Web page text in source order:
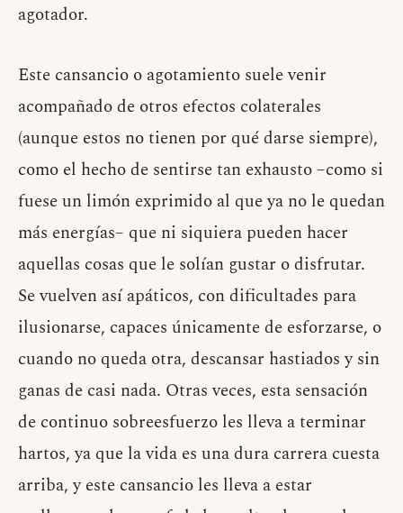
agotador.
Este cansancio o agotamiento suele venir
acompañado de otros efectos colaterales
(aunque estos no tienen por qué darse siempre),
como el hecho de sentirse tan exhausto –como si
fuese un limón exprimido al que ya no le quedan
más energías– que ni siquiera pueden hacer
aquellas cosas que le solían gustar o disfrutar.
Se vuelven así apáticos, con dificultades para
ilusionarse, capaces únicamente de esforzarse, o
cuando no queda otra, descansar hastiados y sin
ganas de casi nada. Otras veces, esta sensación
de continuo sobreesfuerzo les lleva a terminar
hartos, ya que la vida es una dura carrera cuesta
arriba, y este cansancio les lleva a estar